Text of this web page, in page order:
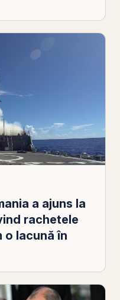
a ajuns la
rachetele
o lacună în